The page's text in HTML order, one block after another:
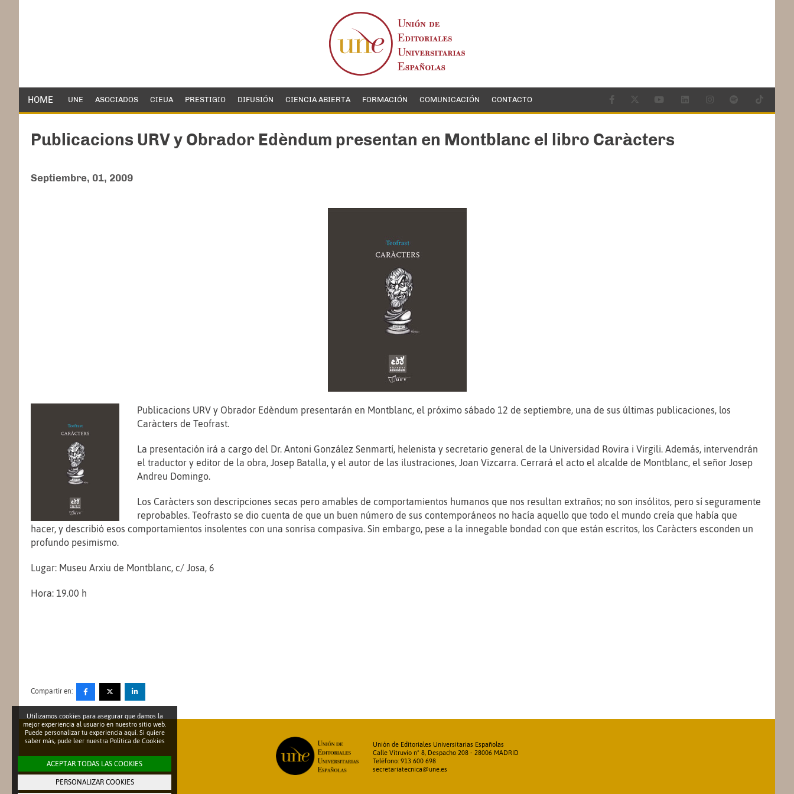
HOME UNE ASOCIADOS CIEUA PRESTIGIO DIFUSIÓN CIENCIA ABIERTA FORMACIÓN COMUNICACIÓN CONTACTO
Publicacions URV y Obrador Edèndum presentan en Montblanc el libro Caràcters
Septiembre, 01, 2009
Publicacions URV y Obrador Edèndum presentarán en Montblanc, el próximo sábado 12 de septiembre, una de sus últimas publicaciones, los
Caràcters de Teofrast.
La presentación irá a cargo del Dr. Antoni González Senmartí, helenista y secretario general de la Universidad Rovira i Virgili. Además, intervendrán
el traductor y editor de la obra, Josep Batalla, y el autor de las ilustraciones, Joan Vizcarra. Cerrará el acto el alcalde de Montblanc, el señor Josep
Andreu Domingo.
Los Caràcters son descripciones secas pero amables de comportamientos humanos que nos resultan extraños; no son insólitos, pero sí seguramente
reprobables. Teofrasto se dio cuenta de que un buen número de sus contemporáneos no hacía aquello que todo el mundo creía que había que
hacer, y describió esos comportamientos insolentes con una sonrisa compasiva. Sin embargo, pese a la innegable bondad con que están escritos, los Caràcters esconden un
profundo pesimismo.
Lugar: Museu Arxiu de Montblanc, c/ Josa, 6
Hora: 19.00 h
Compartir en:
Unión de Editoriales Universitarias Españolas
Calle Vitruvio nº 8, Despacho 208 - 28006 MADRID
Teléfono: 913 600 698
secretariatecnica@une.es
Utilizamos cookies para asegurar que damos la
mejor experiencia al usuario en nuestro sitio web.
Puede personalizar tu experiencia aquí. Si quiere
saber más, pude leer nuestra Política de Cookies
ACEPTAR TODAS LAS COOKIES
PERSONALIZAR COOKIES